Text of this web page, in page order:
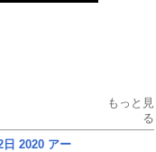
もっと見
る
日 2020 アー